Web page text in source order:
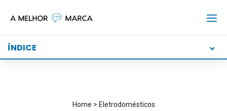
ÍNDICE
Home > Eletrodomésticos